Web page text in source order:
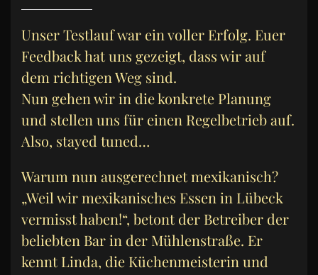
Unser Testlauf war ein voller Erfolg. Euer
Feedback hat uns gezeigt, dass wir auf
dem richtigen Weg sind.
Nun gehen wir in die konkrete Planung
und stellen uns für einen Regelbetrieb auf.
Also, stayed tuned…
Warum nun ausgerechnet mexikanisch?
„Weil wir mexikanisches Essen in Lübeck
vermisst haben!“, betont der Betreiber der
beliebten Bar in der Mühlenstraße. Er
kennt Linda, die Küchenmeisterin und